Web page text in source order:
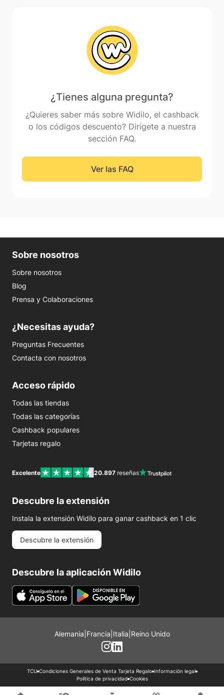
¿Tienes alguna pregunta?
¿Quieres saber más sobre Widilo, el cashback
o los códigos descuento? Dirígete a nuestra
sección FAQ.
Ver las FAQ
Sobre nosotros
Sobre nosotros
Blog
Prensa y Colaboraciones
¿Necesitas ayuda?
Preguntas Frecuentes
Contacta con nosotros
Acceso rápido
Todas las tiendas
Todas las categorías
Cashback populares
Tarjetas regalo
Excelente 20.897 reseñas
Descubre la extensión
Instala la extensión Widilo para ganar cashback en 1 clic
Descubre la extensión
Descubre la aplicación Widilo
Alemania Francia Italia Reino Unido
TCU Condiciones Generales de Venta Tarjeta Regalo Información legal
Política de privacidad Cookies